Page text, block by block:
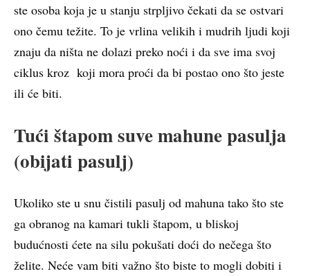
ste osoba koja je u stanju strpljivo čekati da se ostvari
ono čemu težite. To je vrlina velikih i mudrih ljudi koji
znaju da ništa ne dolazi preko noći i da sve ima svoj
ciklus kroz koji mora proći da bi postao ono što jeste
ili će biti.
Tući štapom suve mahune pasulja
(obijati pasulj)
Ukoliko ste u snu čistili pasulj od mahuna tako što ste
ga obranog na kamari tukli štapom, u bliskoj
budućnosti ćete na silu pokušati doći do nečega što
želite. Neće vam biti važno što biste to mogli dobiti i